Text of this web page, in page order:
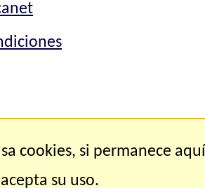
cookies, si permanece aquí
acepta su uso.